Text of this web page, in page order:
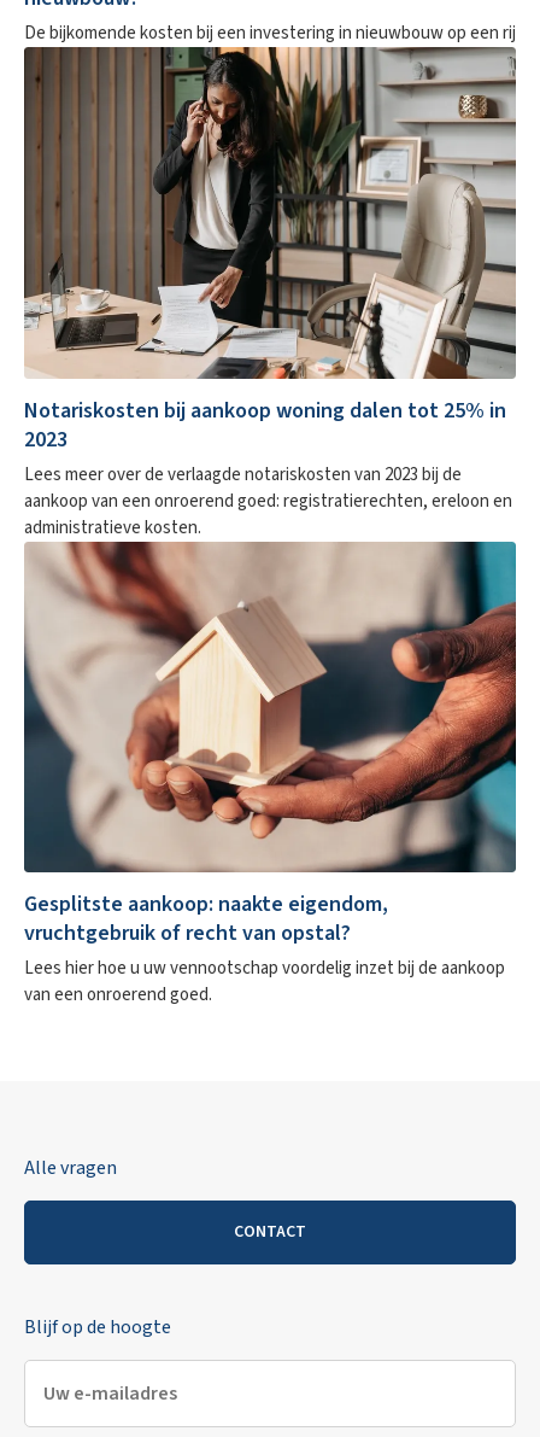
De bijkomende kosten bij een investering in nieuwbouw op een rij
Notariskosten bij aankoop woning dalen tot 25% in
2023
Lees meer over de verlaagde notariskosten van 2023 bij de
aankoop van een onroerend goed: registratierechten, ereloon en
administratieve kosten.
Gesplitste aankoop: naakte eigendom,
vruchtgebruik of recht van opstal?
Lees hier hoe u uw vennootschap voordelig inzet bij de aankoop
van een onroerend goed.
Alle vragen
CONTACT
Blijf op de hoogte